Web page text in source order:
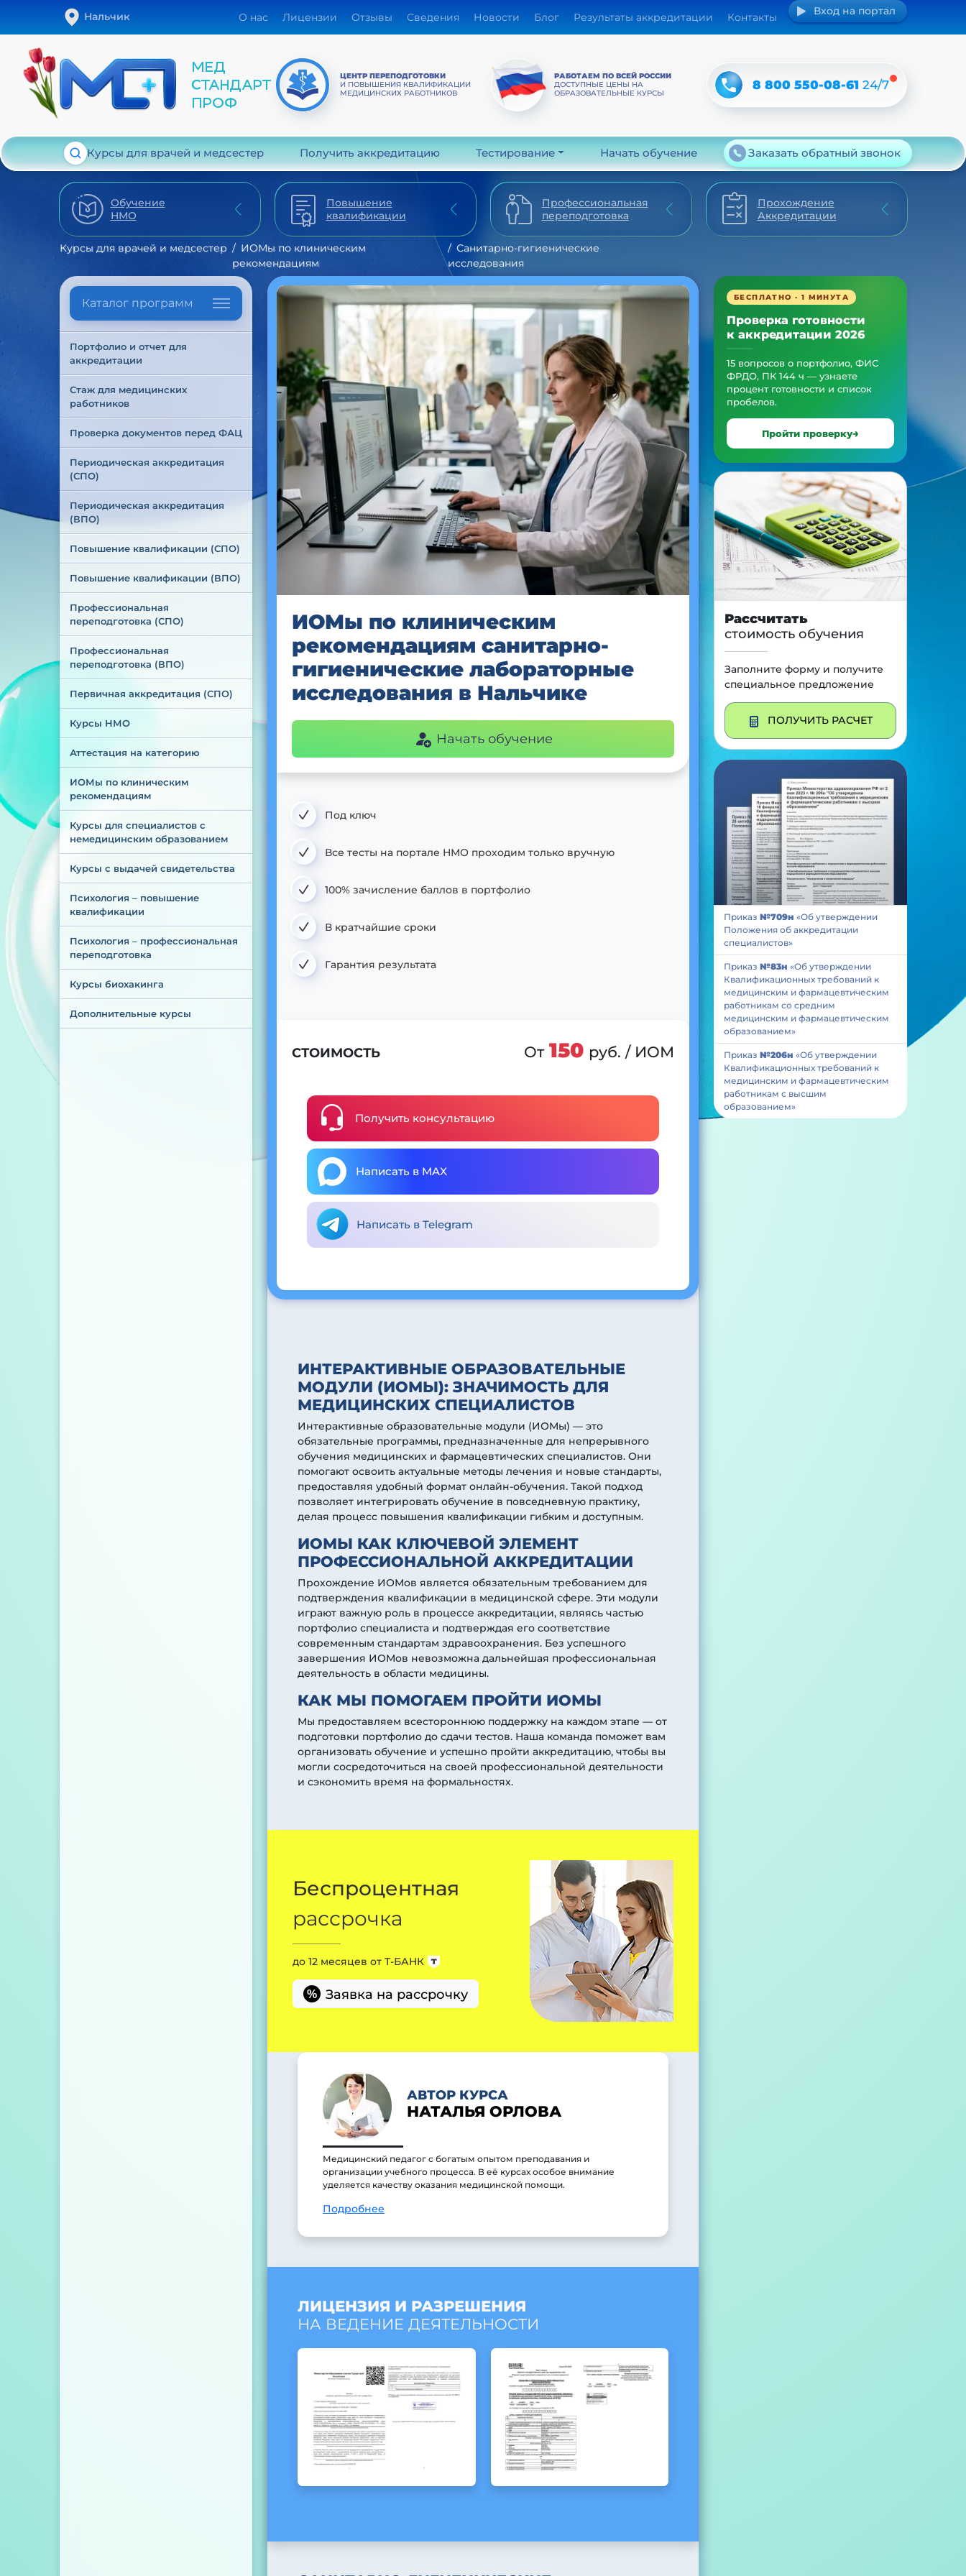
Нальчик О нас Лицензии Отзывы Сведения Новости Блог Результаты аккредитации Контакты Вход на портал
ЦЕНТР ПЕРЕПОДГОТОВКИ
И ПОВЫШЕНИЯ КВАЛИФИКАЦИИ
МЕДИЦИНСКИХ РАБОТНИКОВ
РАБОТАЕМ ПО ВСЕЙ РОССИИ
ДОСТУПНЫЕ ЦЕНЫ НА
ОБРАЗОВАТЕЛЬНЫЕ КУРСЫ
8 800 550-08-6124/7
Курсы для врачей и медсестер Получить аккредитацию Тестирование Начать обучение Заказать обратный звонок
Обучение
НМО
Повышение
квалификации
Профессиональная
переподготовка
Прохождение
Аккредитации
Курсы для врачей и медсестер
ИОМы по клиническим
рекомендациям
Санитарно-гигиенические
исследования
Каталог программ
Портфолио и отчет для
аккредитации
Стаж для медицинских
работников
Проверка документов перед ФАЦ
Периодическая аккредитация
(СПО)
Периодическая аккредитация
(ВПО)
Повышение квалификации (СПО)
Повышение квалификации (ВПО)
Профессиональная
переподготовка (СПО)
Профессиональная
переподготовка (ВПО)
Первичная аккредитация (СПО)
Курсы НМО
Аттестация на категорию
ИОМы по клиническим
рекомендациям
Курсы для специалистов с
немедицинским образованием
Курсы с выдачей свидетельства
Психология – повышение
квалификации
Психология – профессиональная
переподготовка
Курсы биохакинга
Дополнительные курсы
ИОМы по клиническим
рекомендациям санитарно-
гигиенические лабораторные
исследования в Нальчике
Начать обучение
Под ключ
Все тесты на портале НМО проходим только вручную
100% зачисление баллов в портфолио
В кратчайшие сроки
Гарантия результата
СТОИМОСТЬ От 150 руб. / ИОМ
Получить консультацию
Написать в MAX
Написать в Telegram
ИНТЕРАКТИВНЫЕ ОБРАЗОВАТЕЛЬНЫЕ
МОДУЛИ (ИОМЫ): ЗНАЧИМОСТЬ ДЛЯ
МЕДИЦИНСКИХ СПЕЦИАЛИСТОВ
Интерактивные образовательные модули (ИОМы) — это
обязательные программы, предназначенные для непрерывного
обучения медицинских и фармацевтических специалистов. Они
помогают освоить актуальные методы лечения и новые стандарты,
предоставляя удобный формат онлайн-обучения. Такой подход
позволяет интегрировать обучение в повседневную практику,
делая процесс повышения квалификации гибким и доступным.
ИОМЫ КАК КЛЮЧЕВОЙ ЭЛЕМЕНТ
ПРОФЕССИОНАЛЬНОЙ АККРЕДИТАЦИИ
Прохождение ИОМов является обязательным требованием для
подтверждения квалификации в медицинской сфере. Эти модули
играют важную роль в процессе аккредитации, являясь частью
портфолио специалиста и подтверждая его соответствие
современным стандартам здравоохранения. Без успешного
завершения ИОМов невозможна дальнейшая профессиональная
деятельность в области медицины.
КАК МЫ ПОМОГАЕМ ПРОЙТИ ИОМЫ
Мы предоставляем всестороннюю поддержку на каждом этапе — от
подготовки портфолио до сдачи тестов. Наша команда поможет вам
организовать обучение и успешно пройти аккредитацию, чтобы вы
могли сосредоточиться на своей профессиональной деятельности
и сэкономить время на формальностях.
Беспроцентная
рассрочка
до 12 месяцев от Т-БАНК
% Заявка на рассрочку
АВТОР КУРСА
НАТАЛЬЯ ОРЛОВА
Медицинский педагог с богатым опытом преподавания и
организации учебного процесса. В её курсах особое внимание
уделяется качеству оказания медицинской помощи.
Подробнее
ЛИЦЕНЗИЯ И РАЗРЕШЕНИЯ
НА ВЕДЕНИЕ ДЕЯТЕЛЬНОСТИ
БЕСПЛАТНО · 1 МИНУТА
Проверка готовности
к аккредитации 2026
15 вопросов о портфолио, ФИС
ФРДО, ПК 144 ч — узнаете
процент готовности и список
пробелов.
Пройти проверку
Рассчитать
стоимость обучения
Заполните форму и получите
специальное предложение
ПОЛУЧИТЬ РАСЧЕТ
Приказ №709н «Об утверждении
Положения об аккредитации
специалистов»
Приказ №83н «Об утверждении
Квалификационных требований к
медицинским и фармацевтическим
работникам со средним
медицинским и фармацевтическим
образованием»
Приказ №206н «Об утверждении
Квалификационных требований к
медицинским и фармацевтическим
работникам с высшим
образованием»